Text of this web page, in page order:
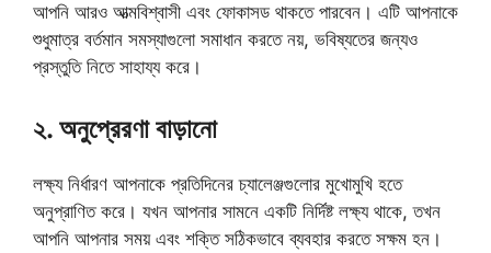
আপনি আরও আত্মবিশ্বাসী এবং ফোকাসড থাকতে পারবেন। এটি আপনাকে
শুধুমাত্র বর্তমান সমস্যাগুলো সমাধান করতে নয়, ভবিষ্যতের জন্যও
প্রস্তুতি নিতে সাহায্য করে।
২. অনুপ্রেরণা বাড়ানো
লক্ষ্য নির্ধারণ আপনাকে প্রতিদিনের চ্যালেঞ্জগুলোর মুখোমুখি হতে
অনুপ্রাণিত করে। যখন আপনার সামনে একটি নির্দিষ্ট লক্ষ্য থাকে, তখন
আপনি আপনার সময় এবং শক্তি সঠিকভাবে ব্যবহার করতে সক্ষম হন।